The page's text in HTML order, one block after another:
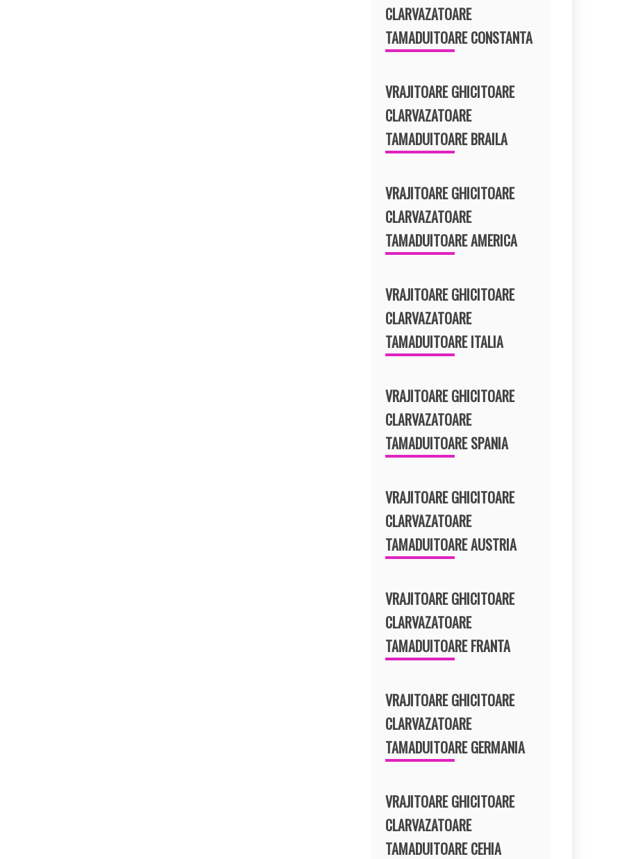
CLARVAZATOARE
TAMADUITOARE CONSTANTA
VRAJITOARE GHICITOARE
CLARVAZATOARE
TAMADUITOARE BRAILA
VRAJITOARE GHICITOARE
CLARVAZATOARE
TAMADUITOARE AMERICA
VRAJITOARE GHICITOARE
CLARVAZATOARE
TAMADUITOARE ITALIA
VRAJITOARE GHICITOARE
CLARVAZATOARE
TAMADUITOARE SPANIA
VRAJITOARE GHICITOARE
CLARVAZATOARE
TAMADUITOARE AUSTRIA
VRAJITOARE GHICITOARE
CLARVAZATOARE
TAMADUITOARE FRANTA
VRAJITOARE GHICITOARE
CLARVAZATOARE
TAMADUITOARE GERMANIA
VRAJITOARE GHICITOARE
CLARVAZATOARE
TAMADUITOARE CEHIA